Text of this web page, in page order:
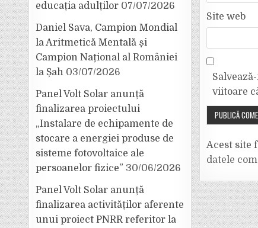
Site web
viitoare
Acest site
datele
educația adulților 07/07/2026
Daniel Sava, Campion Mondial
la Aritmetică Mentală și
Campion Național al României
la Șah 03/07/2026
Panel Volt Solar anunță
finalizarea proiectului
„Instalare de echipamente de
stocare a energiei produse de
sisteme fotovoltaice ale
persoanelor fizice” 30/06/2026
Panel Volt Solar anunță
finalizarea activităților aferente
unui proiect PNRR referitor la